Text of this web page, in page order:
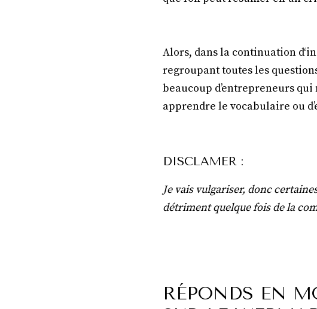
Alors, dans la continuation
regroupant toutes les
beaucoup d’entrepreneurs qui
apprendre le vocabulaire ou
DISCLAMER :
Je vais vulgariser, donc
détriment quelque fois de la
RÉPONDS EN